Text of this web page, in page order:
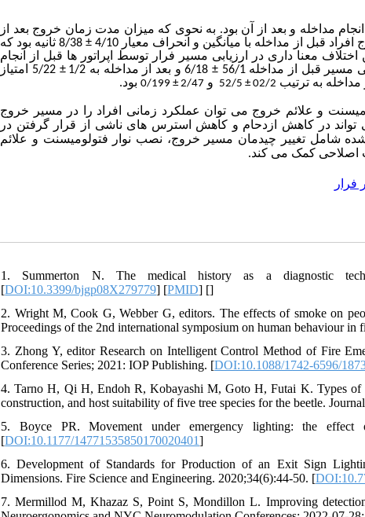
مداخله و بعد از آن بود. به نحوی که میزان مدت زمان خروج بعد از
قبل از مداخله با میانگین و انحراف معیار 4/10 ±
8/38
ثانیه بود که
اختلاف معنا داری در ارزیابی مسیر فرار توسط اپراتور ها قبل از انجام
قبل از مداخله 56/1
±6/18 و بعد از مداخله به 1/2
±
5/22 امتیاز
به ترتیب 02/2
± و 47
/
2
±
9
0/19 بود.
و علائم خروج می توان عملکرد زمانی افراد را در مسیر خروج
در کاهش ازدحام و کاهش استرس های ناشی از قرار گرفتن در
شامل تغییر چیدمان مسیر خروج، نصب نوار فتولومیسنت و علائم
اصلاحی کمک می کند.
فرار
1. Summerton N. The medical history as a diagnostic
[DOI:10.3399/bjgp08X279779] [PMID] []
2. Wright M, Cook G, Webber G, editors. The effects of smoke on
Proceedings of the 2nd international symposium on human behaviour in
3. Zhong Y, editor Research on Intelligent Control Method of Fire
Conference Series; 2021: IOP Publishing. [DOI:10.1088/1742-6596/
4. Tarno H, Qi H, Endoh R, Kobayashi M, Goto H, Futai K. Types of
construction, and host suitability of five tree species for the beetle.
5. Boyce PR. Movement under emergency lighting: the effect
[DOI:10.1177/14771535850170020401]
6. Development of Standards for Production of an Exit Sign
Dimensions. Fire Science and Engineering. 2020;34(6):44-50. [
7. Mermillod M, Khazaz S, Point S, Mondillon L. Improving